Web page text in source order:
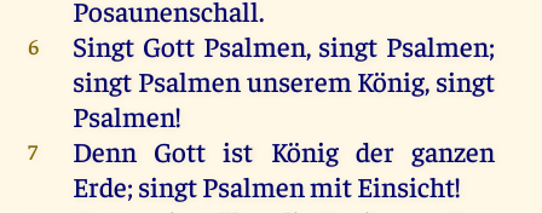
Posaunenschall.
6 Singt Gott Psalmen, singt Psalmen;
singt Psalmenunserem König, singt
Psalmen!
7 Denn Gott ist König der ganzen
Erde; singtPsalmenmitEinsicht!